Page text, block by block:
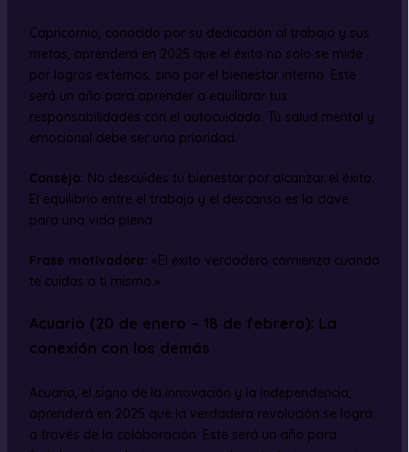
Capricornio, conocido por su dedicación al trabajo y sus
metas, aprenderá en 2025 que el éxito no solo se mide
por logros externos, sino por el bienestar interno. Este
será un año para aprender a equilibrar tus
responsabilidades con el autocuidado. Tu salud mental y
emocional debe ser una prioridad.
Consejo: No descuides tu bienestar por alcanzar el éxito.
El equilibrio entre el trabajo y el descanso es la clave
para una vida plena.
Frase motivadora: «El éxito verdadero comienza cuando
te cuidas a ti mismo.»
Acuario (20 de enero – 18 de febrero): La
conexión con los demás
Acuario, el signo de la innovación y la independencia,
aprenderá en 2025 que la verdadera revolución se logra
a través de la colaboración. Este será un año para